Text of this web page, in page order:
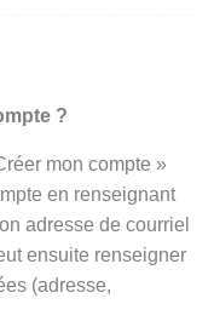
?
mon compte »
en renseignant
adresse de courriel
ensuite renseigner
(adresse,